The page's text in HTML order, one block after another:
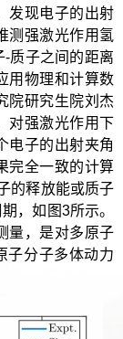
发现电子的出射
测强激光作用氢
质子之间的距离
用物理和计算数
院研究生院刘杰
对强激光作用下
电子的出射夹角
完全一致的计算
的释放能或质子
，如图3所示。
量，是对多原子
子分子多体动力